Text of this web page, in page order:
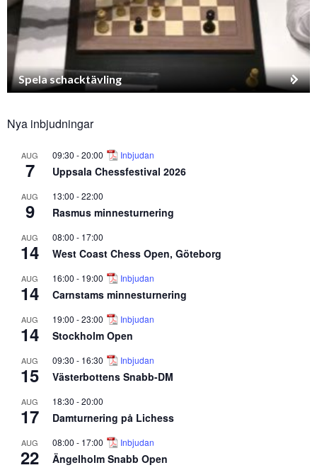
Spela schacktävling
Nya inbjudningar
AUG
7
09:30 -20:00 Inbjudan
Uppsala Chessfestival 2026
AUG
9
13:00 -22:00
Rasmus minnesturnering
AUG
14
08:00 - 17:00
West Coast Chess Open, Göteborg
AUG
14
16:00 - 19:00 Inbjudan
Carnstams minnesturnering
AUG
14
19:00 -23:00 Inbjudan
Stockholm Open
AUG
15
09:30 - 16:30 Inbjudan
Västerbottens Snabb-DM
AUG
17
18:30 -20:00
Damturnering på Lichess
AUG
22
08:00 - 17:00 Inbjudan
Ängelholm Snabb Open